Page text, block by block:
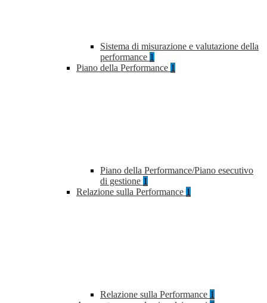
Sistema di misurazione e valutazione della
performance 1
Piano della Performance 1
Piano della Performance/Piano esecutivo
di gestione 1
Relazione sulla Performance 1
Relazione sulla Performance 1